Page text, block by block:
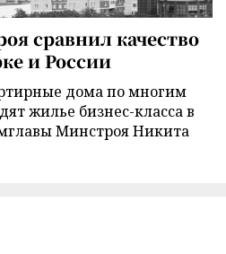
сравнил качество
и России
дома по многим
жилье бизнес-класса в
Минстроя Никита